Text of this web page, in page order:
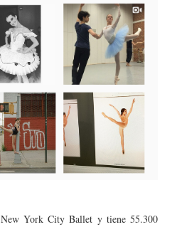
York City Ballet y tiene 55.300